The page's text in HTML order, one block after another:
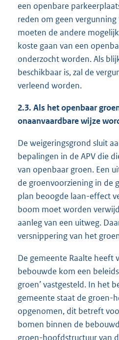
een openbare
reden om geen vergunning
moeten de andere
koste gaan van een
onderzocht worden. Als
beschikbaar is, zal de
verleend worden.
2.3. Als het openbaar
onaanvaardbare wijze
De weigeringsgrond sluit
bepalingen in de APV die
van openbaar groen. Een
de groenvoorziening in de
plan beoogde laan-effect
boom moet worden
aanleg van een uitweg.
versnippering van het
De gemeente Raalte heeft
bebouwde kom een
groen’ vastgesteld. In het
gemeente staat de groen-
opgenomen, dit betreft
bomen binnen de
groen-hoofdstructuur van